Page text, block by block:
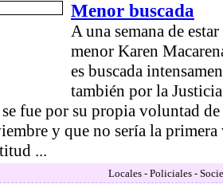
Menor buscada
A una semana de
menor Karen
es buscada
también por la
fue por su propia voluntad de
y que no sería la
...
Locales - Policiales -